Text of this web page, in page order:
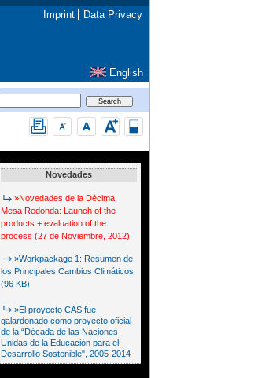
Imprint Data Privacy
English
Novedades
»Novedades de la Dècima
Mesa Redonda: Launch of the
products + evaluation of the
process (27 de Noviembre, 2012)
»Workpackage 1: Resumen de
los Principales Cambios Climáticos
(96 KB)
»El proyecto CAS fue
galardonado como proyecto oficial
de la “Década de las Naciones
Unidas de la Educación para el
Desarrollo Sostenible", 2005-2014